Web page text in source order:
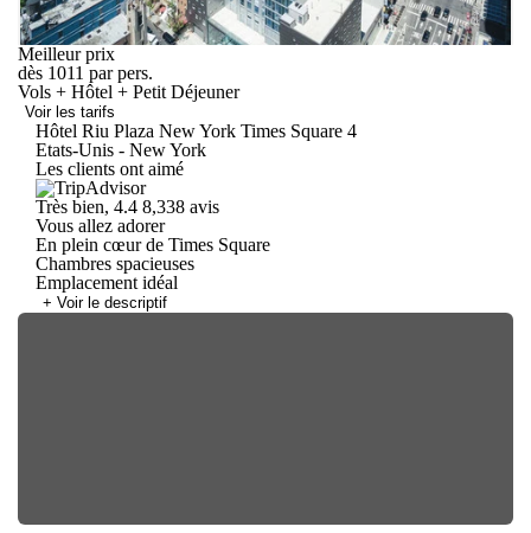
Meilleur prix
dès 1011 par pers.
Vols + Hôtel + Petit Déjeuner
Voir les tarifs
Hôtel Riu Plaza New York Times Square 4
Etats-Unis - New York
Les clients ont aimé
Très bien, 4.4 8,338 avis
Vous allez adorer
En plein cœur de Times Square
Chambres spacieuses
Emplacement idéal
+ Voir le descriptif